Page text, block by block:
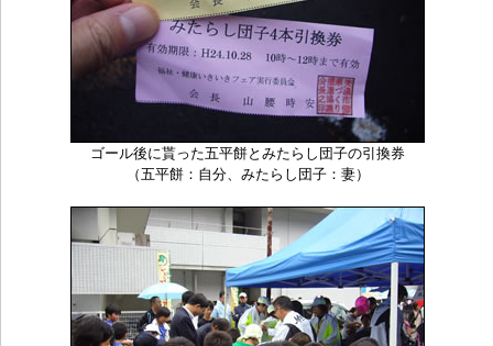
ゴール後に貰った五平餅とみたらし団子の引換券
（五平餅：自分、みたらし団子：妻）